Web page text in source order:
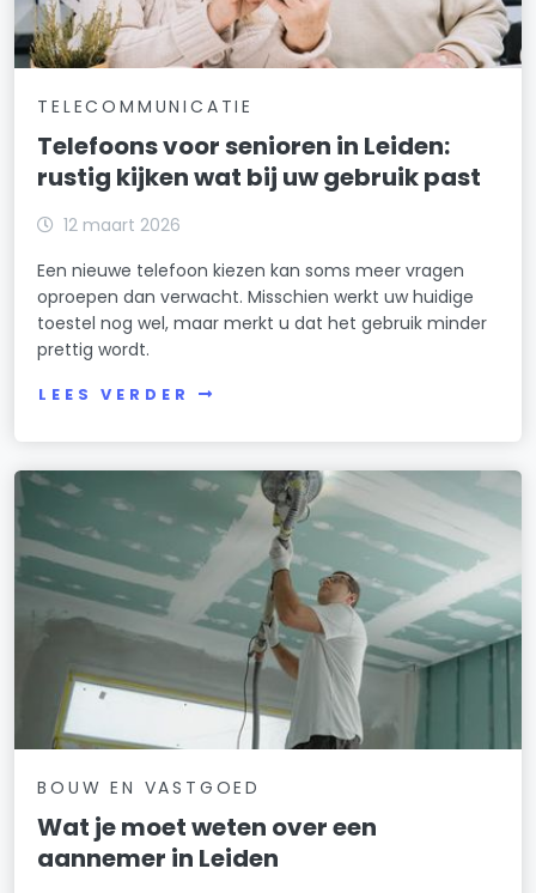
TELECOMMUNICATIE
Telefoons voor senioren in Leiden:
rustig kijken wat bij uw gebruik past
12 maart 2026
Een nieuwe telefoon kiezen kan soms meer vragen
oproepen dan verwacht. Misschien werkt uw huidige
toestel nog wel, maar merkt u dat het gebruik minder
prettig wordt.
LEES VERDER
BOUW EN VASTGOED
Wat je moet weten over een
aannemer in Leiden